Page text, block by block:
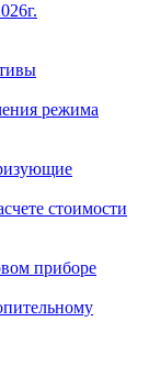
режима
стоимости
приборе